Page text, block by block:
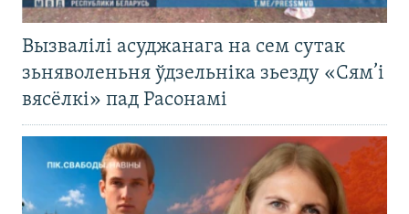
Вызвалілі асуджанага на сем сутак
зьняволеньня ўдзельніка зьезду «Сям’і
вясёлкі» пад Расонамі